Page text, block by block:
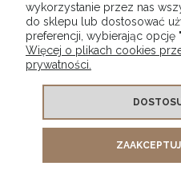
wykorzystanie przez nas
do sklepu lub dostosować
preferencji, wybierając opcję
Więcej o plikach cookies
prywatności.